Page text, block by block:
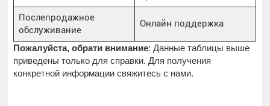
Послепродажное
обслуживание
Онлайн поддержка
Пожалуйста, обрати внимание: Данные таблицы выше
приведены только для справки. Для получения
конкретной информации свяжитесь с нами.